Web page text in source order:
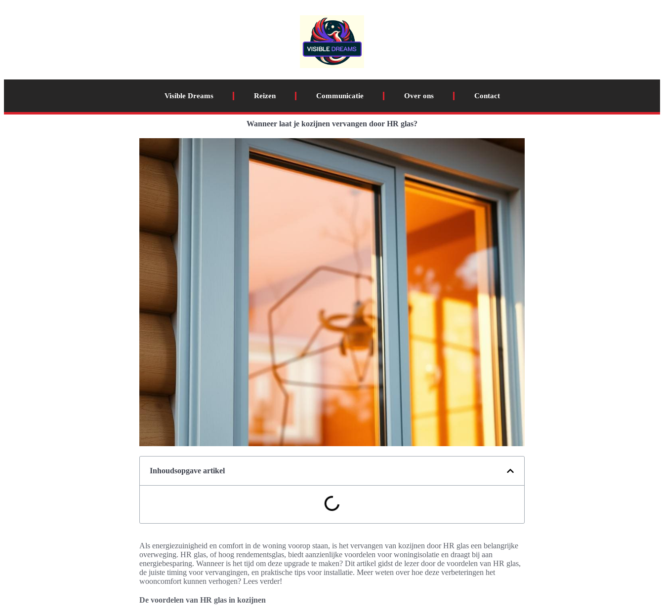
Visible Dreams Reizen Communicatie Over ons Contact
Wanneer laat je kozijnen vervangen door HR glas?
Inhoudsopgave artikel
Als energiezuinigheid en comfort in de woning voorop staan, is het vervangen van kozijnen door HR glas een belangrijke
overweging. HR glas, of hoog rendementsglas, biedt aanzienlijke voordelen voor woningisolatie en draagt bij aan
energiebesparing. Wanneer is het tijd om deze upgrade te maken? Dit artikel gidst de lezer door de voordelen van HR glas,
de juiste timing voor vervangingen, en praktische tips voor installatie. Meer weten over hoe deze verbeteringen het
wooncomfort kunnen verhogen? Lees verder!
De voordelen van HR glas in kozijnen